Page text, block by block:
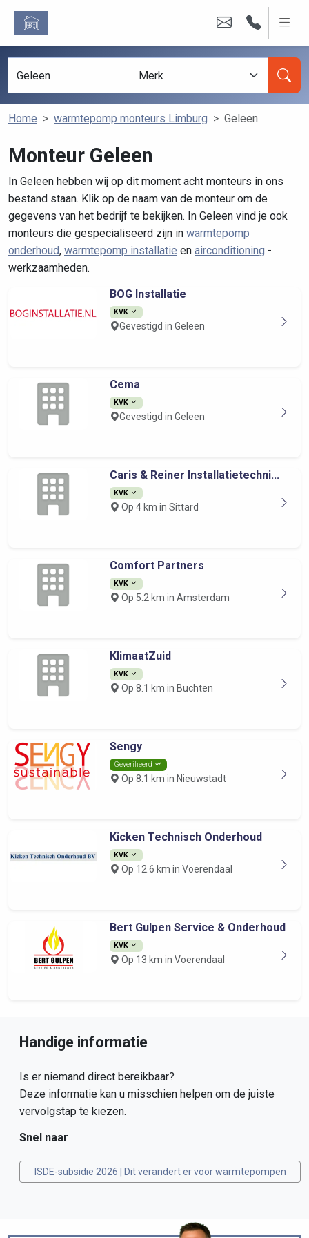
Home warmtepomp monteurs Limburg Geleen
Monteur Geleen
In Geleen hebben wij op dit moment acht monteurs in ons
bestand staan. Klik op de naam van de monteur om de
gegevens van het bedrijf te bekijken. In Geleen vind je ook
monteurs die gespecialiseerd zijn in warmtepomp
onderhoud, warmtepomp installatie en airconditioning -
werkzaamheden.
BOG Installatie
KVK
Gevestigd in Geleen
Cema
KVK
Gevestigd in Geleen
Caris & Reiner Installatietechni...
KVK
Op 4 km in Sittard
Comfort Partners
KVK
Op 5.2 km in Amsterdam
KlimaatZuid
KVK
Op 8.1 km in Buchten
Sengy
Geverifieerd
Op 8.1 km in Nieuwstadt
Kicken Technisch Onderhoud
KVK
Op 12.6 km in Voerendaal
Bert Gulpen Service & Onderhoud
KVK
Op 13 km in Voerendaal
Handige informatie
Is er niemand direct bereikbaar?
Deze informatie kan u misschien helpen om de juiste
vervolgstap te kiezen.
Snel naar
ISDE-subsidie 2026 | Dit verandert er voor warmtepompen